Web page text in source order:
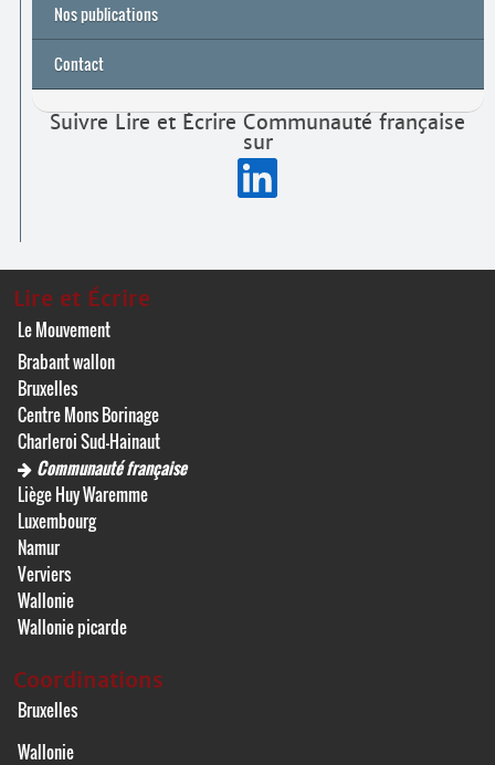
Nos publications
Contact
Suivre Lire et Écrire Communauté française
sur
Lire et Écrire
Le Mouvement
Brabant wallon
Bruxelles
Centre Mons Borinage
Charleroi Sud-Hainaut
Communauté française
Liège Huy Waremme
Luxembourg
Namur
Verviers
Wallonie
Wallonie picarde
Coordinations
Bruxelles
Wallonie